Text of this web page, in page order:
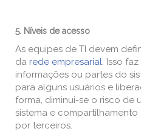
5. Níveis de acesso
As equipes de TI devem
da rede empresarial. Isso
informações ou partes do
para alguns usuários e
forma, diminui-se o risco de
sistema e
por terceiros.